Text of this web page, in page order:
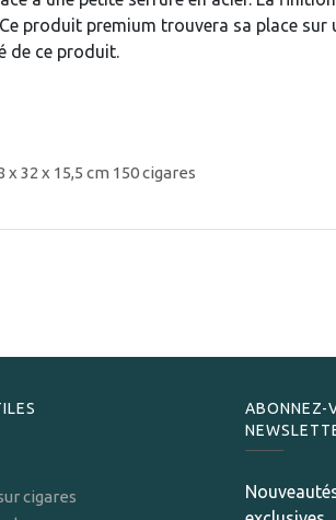
produit premium trouvera sa place sur
de ce produit.
x 32 x 15,5 cm 150 cigares
cigares
ABONNEZ-